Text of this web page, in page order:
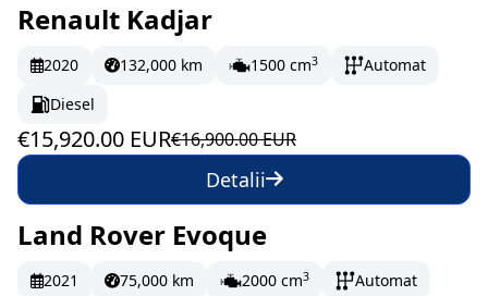
În stoc 265.33 EUR/lună
Renault Kadjar
2020 132,000 km 1500 cm3
Automat
Diesel
€15,920.00 EUR€16,900.00 EUR
Detalii
La comandă
Land Rover Evoque
2021 75,000 km 2000 cm3
Automat